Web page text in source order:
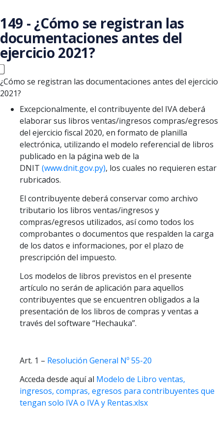
149 - ¿Cómo se registran las
documentaciones antes del
ejercicio 2021?
¿Cómo se registran las documentaciones antes del ejercicio
2021?
Excepcionalmente, el contribuyente del IVA deberá
elaborar sus libros ventas/ingresos compras/egresos
del ejercicio fiscal 2020, en formato de planilla
electrónica, utilizando el modelo referencial de libros
publicado en la página web de la
DNIT (www.dnit.gov.py), los cuales no requieren estar
rubricados.
El contribuyente deberá conservar como archivo
tributario los libros ventas/ingresos y
compras/egresos utilizados, así como todos los
comprobantes o documentos que respalden la carga
de los datos e informaciones, por el plazo de
prescripción del impuesto.
Los modelos de libros previstos en el presente
artículo no serán de aplicación para aquellos
contribuyentes que se encuentren obligados a la
presentación de los libros de compras y ventas a
través del software “Hechauka”.
Art. 1 – Resolución General Nº 55-20
Acceda desde aquí al Modelo de Libro ventas,
ingresos, compras, egresos para contribuyentes que
tengan solo IVA o IVA y Rentas.xlsx